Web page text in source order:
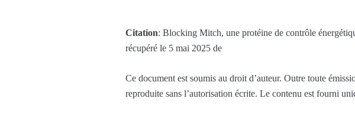
Citation: Blocking Mitch, une protéine de contrôle
récupéré le 5 mai 2025 de
Ce document est soumis au droit d’auteur. Outre toute
reproduite sans l’autorisation écrite. Le contenu est fourni